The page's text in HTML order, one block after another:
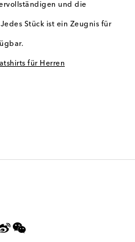
und die
Stück ist ein Zeugnis für
für Herren